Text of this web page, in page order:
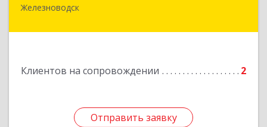
Железноводск
Клиентов на сопровождении 2
Отправить заявку
Отправить заявку